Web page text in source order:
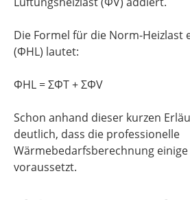
Die Formel für die Norm-Heizlast
(ΦHL) lautet:
ΦHL = ΣΦT + ΣΦV
Schon anhand dieser kurzen
deutlich, dass die professionelle
Wärmebedarfsberechnung
voraussetzt.